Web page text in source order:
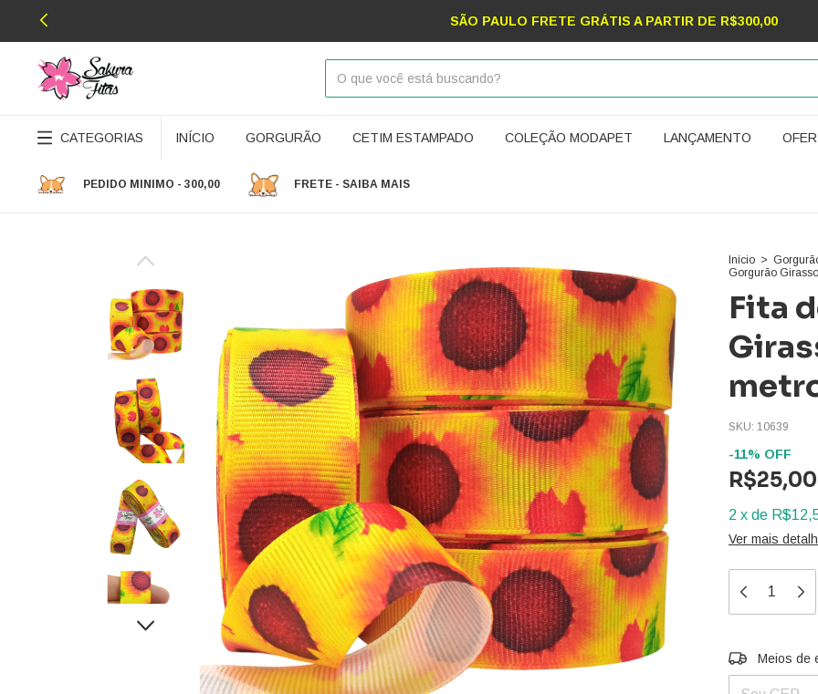
SÃO PAULO FRETE GRÁTIS A PARTIR DE R$300,00
CATEGORIAS INÍCIO GORGURÃO CETIM ESTAMPADO COLEÇÃO MODAPET LANÇAMENTO
PEDIDO MINIMO - 300,00 FRETE - SAIBA MAIS
Início >
Gorgurão
Fita
SKU: 10639
-11% OFF
R$25,00
2 x de
Ver mais
Entregas para
Meios de